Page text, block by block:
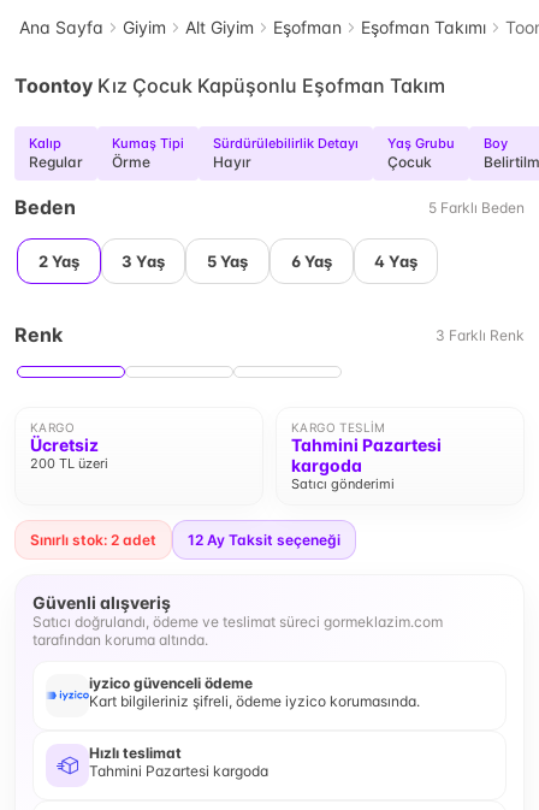
Ana Sayfa Giyim Alt Giyim Eşofman Eşofman Takımı
Toontoy Kız Çocuk Kapüşonlu Eşofman Takım
Kalıp
Regular
Kumaş Tipi
Örme
Sürdürülebilirlik Detayı
Hayır
Yaş Grubu
Çocuk
Boy
Beden 5 Farklı Beden
2 Yaş 3 Yaş 5 Yaş 6 Yaş 4 Yaş
Renk 3 Farklı Renk
KARGO
Ücretsiz
200 TL üzeri
KARGO TESLIM
Tahmini Pazartesi
kargoda
Satıcı gönderimi
Sınırlı stok: 2 adet 12 Ay Taksit seçeneği
Güvenli alışveriş
Satıcı doğrulandı, ödeme ve teslimat süreci gormeklazim.com
tarafından koruma altında.
iyzico güvenceli ödeme
Kart bilgileriniz şifreli, ödeme iyzico korumasında.
Hızlı teslimat
Tahmini Pazartesi kargoda